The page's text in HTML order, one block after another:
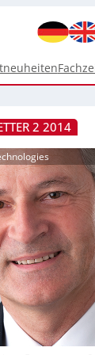
2 2014